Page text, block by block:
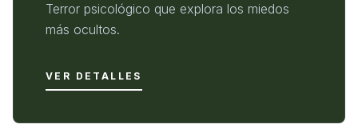
Terror psicológico que explora los miedos
más ocultos.
VER DETALLES